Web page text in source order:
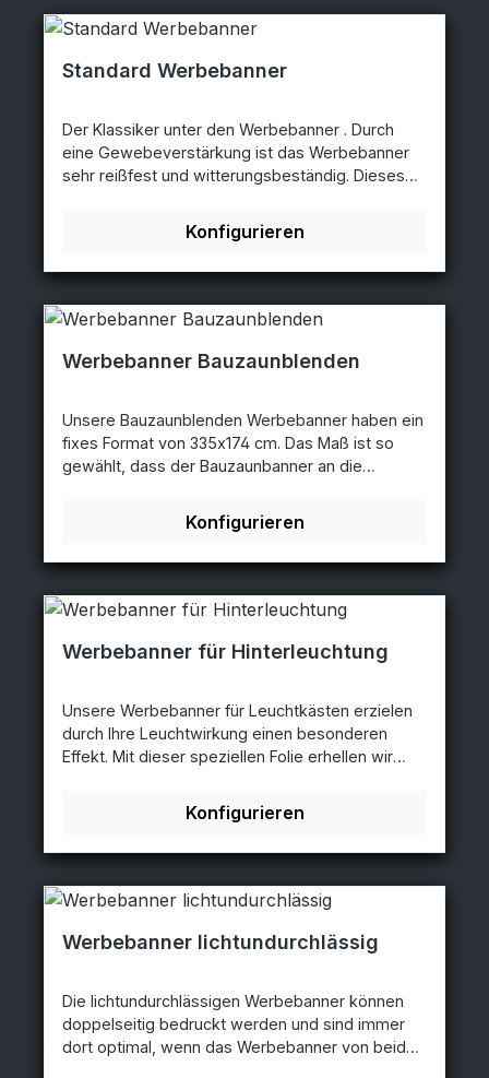
Standard Werbebanner
Der Klassiker unter den Werbebanner . Durch
eine Gewebeverstärkung ist das Werbebanner
sehr reißfest und witterungsbeständig. Dieses
im Außenbereich, zudem ist das Planenmaterial
B1-zertifiziert und daher schwer entflammbar und
verhindert wird. Einsatzgebiet: Für Innen-und
Fassadenwerbung uvm. Material: Planenmaterial
Konfigurieren
Werbebanner Bauzaunblenden
Unsere Bauzaunblenden Werbebanner haben ein
fixes Format von 335x174 cm. Das Maß ist so
gewählt, dass der Bauzaunbanner an die
und mittels Ösen, z.B. mit Kabelbindern, befestigt
werden kann. Bauzaun Werbebanner werden aus
produziert und individuell nach Ihrem Layout
von 335x174 cm rundum gesäumt alle 50cm
Konfigurieren
Werbebanner für Hinterleuchtung
Unsere Werbebanner für Leuchtkästen erzielen
durch Ihre Leuchtwirkung einen besonderen
Effekt. Mit dieser speziellen Folie erhellen wir
Betrachter förmlich ins Auge springt.
Einsatzgebiet + Beschreibung: Innen- und
Digitaldruck für jeden Leuchtkasten sehr kratz-
verspannbar extrem wiederstandsfähig Material:
Konfigurieren
Werbebanner lichtundurchlässig
Die lichtundurchlässigen Werbebanner können
doppelseitig bedruckt werden und sind immer
dort optimal, wenn das Werbebanner von beiden